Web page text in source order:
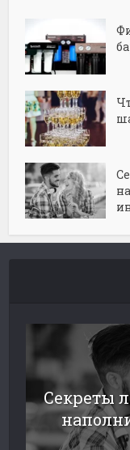
Секреты